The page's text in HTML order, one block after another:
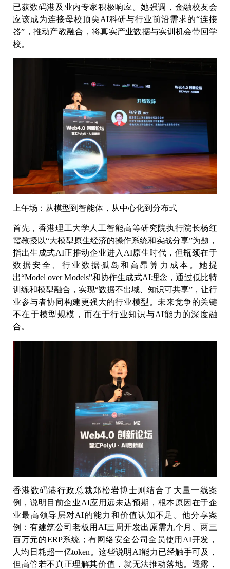
已获数码港及业内专家积极响应。她强调，金融校友会
应该成为连接母校顶尖AI科研与行业前沿需求的“连接
器”，推动产教融合，将真实产业数据与实训机会带回学
校。
上午场：从模型到智能体，从中心化到分布式
首先，香港理工大学人工智能高等研究院执行院长杨红
霞教授以“大模型原生经济的操作系统和实战分享”为题，
指出生成式AI正推动企业进入AI原生时代，但瓶颈在于
数据安全、行业数据孤岛和高昂算力成本。她提
出“Model over Models”和协作生成式AI理念，通过低比特
训练和模型融合，实现“数据不出域、知识可共享”，让行
业参与者协同构建更强大的行业模型。未来竞争的关键
不在于模型规模，而在于行业知识与AI能力的深度融
合。
香港数码港行政总裁郑松岩博士则结合了大量一线案
例，说明目前企业AI应用远未达预期，根本原因在于企
业最高领导层对AI的能力和价值认知不足。他分享案
例：有建筑公司老板用AI三周开发出原需九个月、两三
百万元的ERP系统；有网络安全公司全员使用AI开发，
人均日耗超一亿token。这些说明AI能力已经触手可及，
但高管若不真正理解其价值，就无法推动落地。透露，